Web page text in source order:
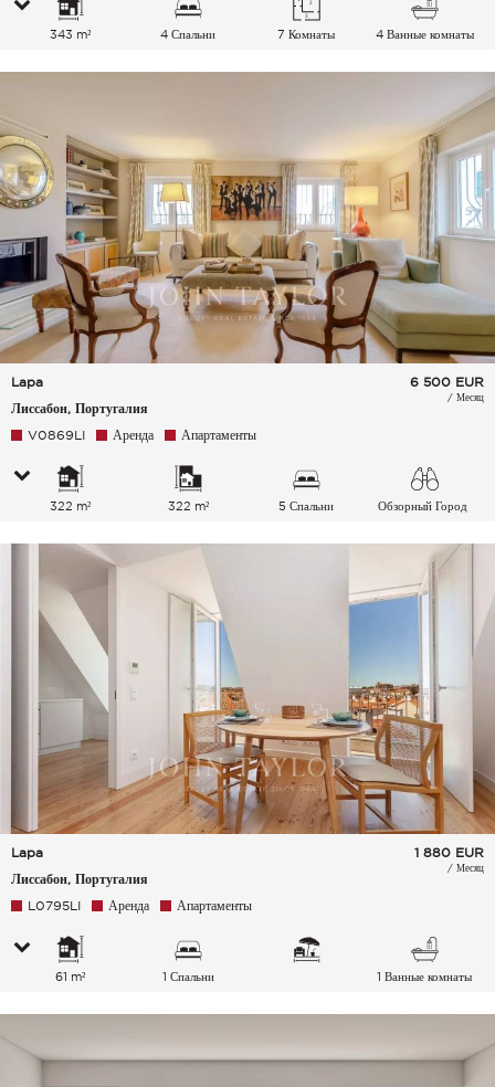
343 m² 4 Спальни 7 Комнаты 4 Ванные комнаты
Lapa
Лиссабон, Португалия
6 500 EUR
/ Месяц
V0869LI Аренда Апартаменты
322 m² 322 m² 5 Спальни Обзорный Город
Lapa
Лиссабон, Португалия
1 880 EUR
/ Месяц
L0795LI Аренда Апартаменты
61 m² 1 Спальни 1 Ванные комнаты